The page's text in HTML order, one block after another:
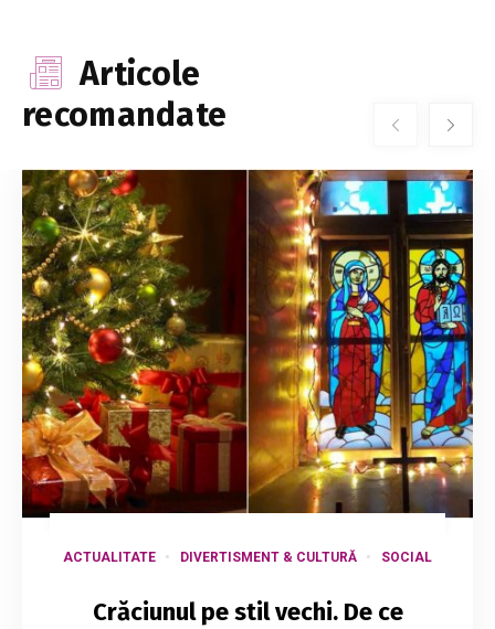
Articole
recomandate
ACTUALITATE DIVERTISMENT & CULTURĂ SOCIAL
Crăciunul pe stil vechi. De ce